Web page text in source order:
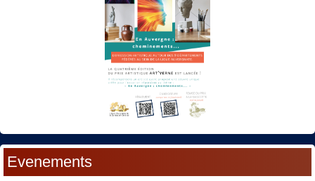
Evenements